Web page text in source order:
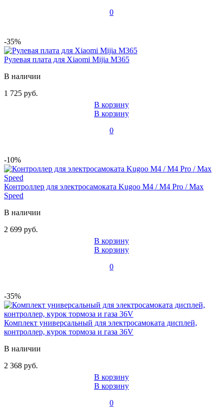
0
-35%
Рулевая плата для Xiaomi Mijia M365
В наличии
1 725 руб.
В корзину
В корзину
0
-10%
Контроллер для электросамоката Kugoo M4 / M4 Pro / Max
Speed
В наличии
2 699 руб.
В корзину
В корзину
0
-35%
Комплект универсальный для электросамоката дисплей,
контроллер, курок тормоза и газа 36V
В наличии
2 368 руб.
В корзину
В корзину
0